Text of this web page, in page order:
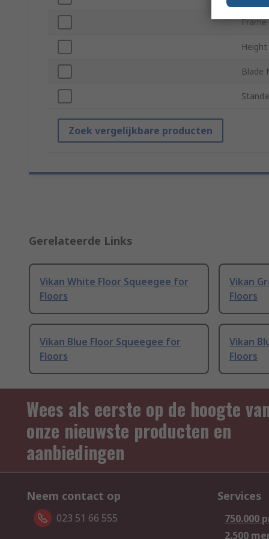
Height
Blade
Zoek vergelijkbare producten
Gerelateerde Links
Vikan White Floor Squeegee for
Floors
Vikan
Floors
Vikan Blue Floor Squeegee for
Floors
Vikan
Floors
Wees als eerste op de hoogte
onze nieuwste producten en
aanbiedingen
Neem contact op
023 51 66 555
Services
750.000
2.500